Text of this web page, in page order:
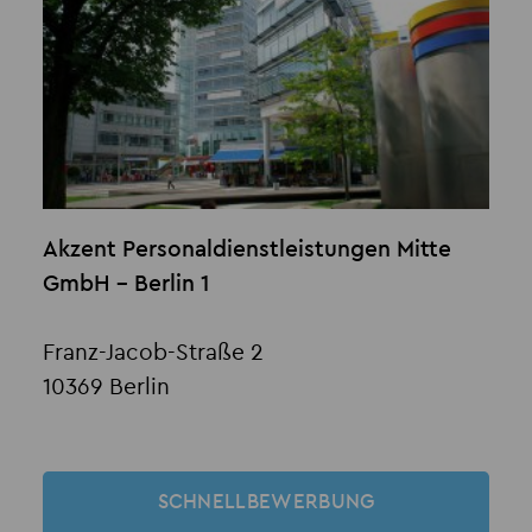
Akzent Personaldienstleistungen Mitte
GmbH - Berlin 1
Franz-Jacob-Straße 2
10369 Berlin
SCHNELLBEWERBUNG